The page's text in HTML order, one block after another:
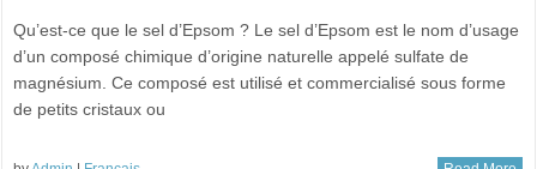
Qu’est-ce que le sel d’Epsom ? Le sel d’Epsom est le nom d’usage
d’un composé chimique d’origine naturelle appelé sulfate de
magnésium. Ce composé est utilisé et commercialisé sous forme
de petits cristaux ou